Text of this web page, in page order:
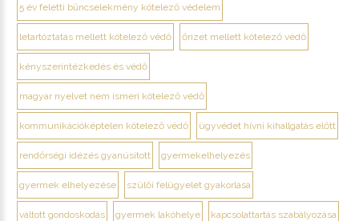
5 év feletti bűncselekmény kötelező védelem
letartóztatás mellett kötelező védő őrizet mellett kötelező védő
kényszerintézkedés és védő
magyar nyelvet nem ismeri kötelező védő
kommunikációképtelen kötelező védő ügyvédet hívni kihallgatás előtt
rendőrségi idézés gyanúsított gyermekelhelyezés
gyermek elhelyezése szülői felügyelet gyakorlása
váltott gondoskodás gyermek lakóhelye kapcsolattartás szabályozása